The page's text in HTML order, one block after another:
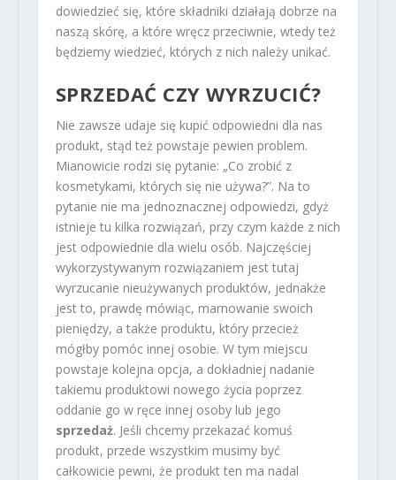
dowiedzieć się, które składniki działają dobrze na
naszą skórę, a które wręcz przeciwnie, wtedy też
będziemy wiedzieć, których z nich należy unikać.
SPRZEDAĆ CZY WYRZUCIĆ?
Nie zawsze udaje się kupić odpowiedni dla nas
produkt, stąd też powstaje pewien problem.
Mianowicie rodzi się pytanie: „Co zrobić z
kosmetykami, których się nie używa?”. Na to
pytanie nie ma jednoznacznej odpowiedzi, gdyż
istnieje tu kilka rozwiązań, przy czym każde z nich
jest odpowiednie dla wielu osób. Najczęściej
wykorzystywanym rozwiązaniem jest tutaj
wyrzucanie nieużywanych produktów, jednakże
jest to, prawdę mówiąc, marnowanie swoich
pieniędzy, a także produktu, który przecież
mógłby pomóc innej osobie. W tym miejscu
powstaje kolejna opcja, a dokładniej nadanie
takiemu produktowi nowego życia poprzez
oddanie go w ręce innej osoby lub jego
sprzedaż. Jeśli chcemy przekazać komuś
produkt, przede wszystkim musimy być
całkowicie pewni, że produkt ten ma nadal